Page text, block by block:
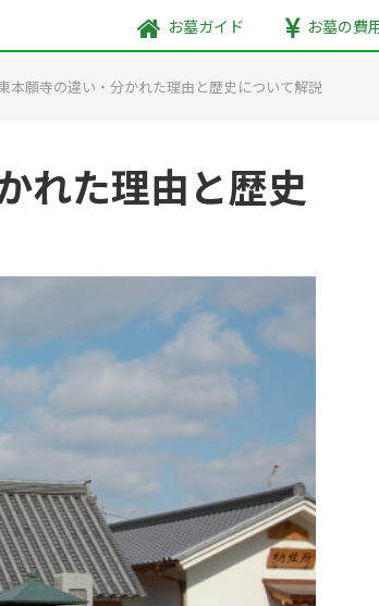
お墓ガイド お墓の費
本願寺の違い・分かれた理由と歴史について解説
れた理由と歴史